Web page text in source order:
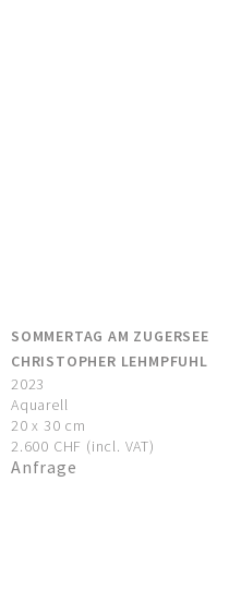
SOMMERTAG AM ZUGERSEE
CHRISTOPHER LEHMPFUHL
2023
Aquarell
20 x 30 cm
2.600 CHF (incl. VAT)
Anfrage